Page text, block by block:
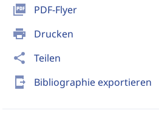
picture_as_pdf PDF-Flyer
print Drucken
share Teilen
send_to_mobile Bibliographie exportieren